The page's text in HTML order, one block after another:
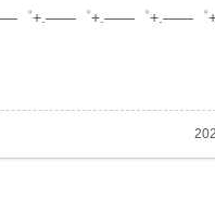
゜+.――゜+.――゜+.――゜